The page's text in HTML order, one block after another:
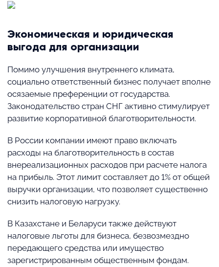
Экономическая и юридическая
выгода для организации
Помимо улучшения внутреннего климата,
социально ответственный бизнес получает вполне
осязаемые преференции от государства.
Законодательство стран СНГ активно стимулирует
развитие корпоративной благотворительности.
В России компании имеют право включать
расходы на благотворительность в состав
внереализационных расходов при расчете налога
на прибыль. Этот лимит составляет до 1% от общей
выручки организации, что позволяет существенно
снизить налоговую нагрузку.
В Казахстане и Беларуси также действуют
налоговые льготы для бизнеса, безвозмездно
передающего средства или имущество
зарегистрированным общественным фондам.